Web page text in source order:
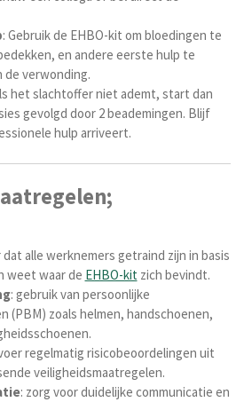
: Gebruik de EHBO-kit om bloedingen te
en andere eerste hulp te
de verwonding.
het slachtoffer niet ademt, start dan
gevolgd door 2 beademingen. Blijf
hulp arriveert.
alle werknemers getraind zijn in basis
weet waar de EHBO-kitzich bevindt.
: gebruik van persoonlijke
(PBM) zoals helmen, handschoenen,
regelmatig risicobeoordelingen uit
veiligheidsmaatregelen.
: zorg voor duidelijke communicatie en